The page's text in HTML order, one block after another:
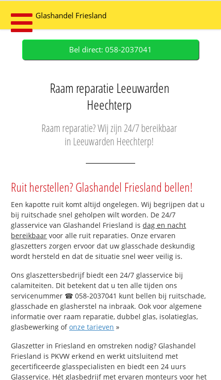
Glashandel Friesland
Bel direct: 058-2037041
Raam reparatie Leeuwarden
Heechterp
Raam reparatie? Wij zijn 24/7 bereikbaar
in Leeuwarden Heechterp!
Ruit herstellen? Glashandel Friesland bellen!
Een kapotte ruit komt altijd ongelegen. Wij begrijpen dat u
bij ruitschade snel geholpen wilt worden. De 24/7
glasservice van Glashandel Friesland isdag en nacht
bereikbaar voor alle ruit reparaties. Onze ervaren
glaszetters zorgen ervoor dat uw glasschade deskundig
wordt hersteld en dat de situatie snel weer veilig is.
Ons glaszettersbedrijf biedt een 24/7 glasservice bij
calamiteiten. Dit betekent dat u ten alle tijden ons
servicenummer ☎ 058-2037041 kunt bellen bij ruitschade,
glasschade en glasherstel na inbraak. Ook voor algemene
informatie over raam reparatie, dubbel glas, isolatieglas,
glasbewerking ofonze tarieven »
Glaszetter in Friesland en omstreken nodig? Glashandel
Friesland is PKVW erkend en werkt uitsluitend met
gecertificeerde glasspecialisten en biedt een 24 uurs
Glasservice. Hét glasbedrijf met ervaren monteurs voor het